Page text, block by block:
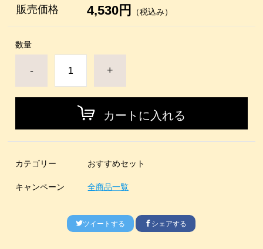
販売価格 4,530円 （税込み）
数量
- +
カートに入れる
カテゴリー おすすめセット
キャンペーン 全商品一覧
ツイートする シェアする